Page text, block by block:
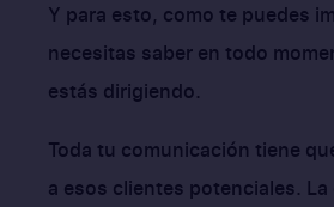
Y para esto, como te puedes
necesitas saber en todo
estás dirigiendo.
Toda tu comunicación tiene
a esos clientes potenciales.